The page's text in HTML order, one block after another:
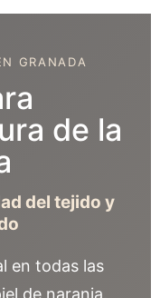
GRANADA
de la
del tejido y
en todas las
de naranja,